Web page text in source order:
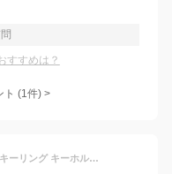
すすめは？
ト (1件) >
アミパリス キーリング AMI PARIS キーリング キーホルダー ストラップ付き ブラック USL401 AL0036 0014 アミパリス キーホルダー 革 レディース キーリング メンズ ブランド ストラップ かわいい ネックストラップ アミ ami paris